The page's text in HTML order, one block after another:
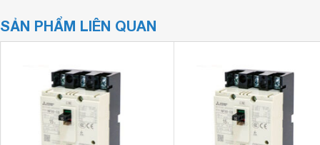
SẢN PHẨM LIÊN QUAN